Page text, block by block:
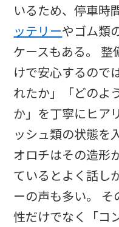
いるため、停車時
ッテリーやゴム類
ケースもある。 整
けで安心するので
れたか」「どのよ
か」を丁寧にヒア
ッシュ類の状態を
オロチはその造形
ているとよく話し
ーの声も多い。
性だけでなく「コ